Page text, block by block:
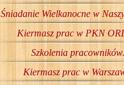
Śniadanie Wielkanocne w
Kiermasz prac w PKN
Szkolenia pracowników.
Kiermasz prac w